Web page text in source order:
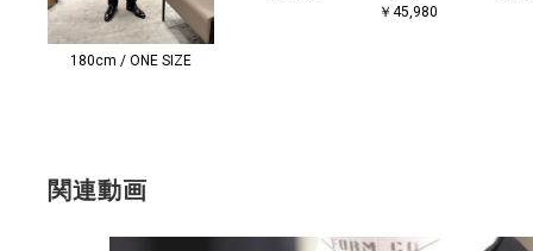
180cm / ONE SIZE
￥45,980
関連動画